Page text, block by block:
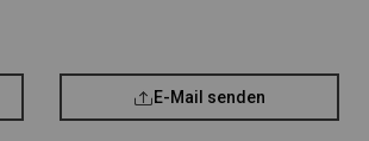
E-Mail senden